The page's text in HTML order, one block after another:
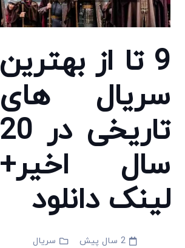
9 تا از بهترین
سریال های
تاریخی در 20
سال اخیر+
لینک دانلود
2 سال پیش
سریال